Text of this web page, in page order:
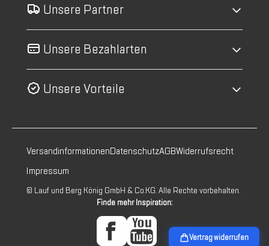
Unsere Partner
Unsere Bezahlarten
Unsere Vorteile
VersandinformationenDatenschutzAGBWiderrufsrecht
Impressum
© Lauf und Berg König GmbH & Co.KG. Alle Rechte vorbehalten.
Finde mehr Inspiration:
Vertrag widerrufen